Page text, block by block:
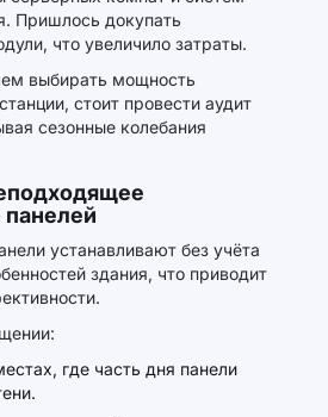
Пришлось докупать
что увеличило затраты.
выбирать мощность
стоит провести аудит
сезонные колебания
устанавливают без учёта
здания, что приводит
где часть дня панели